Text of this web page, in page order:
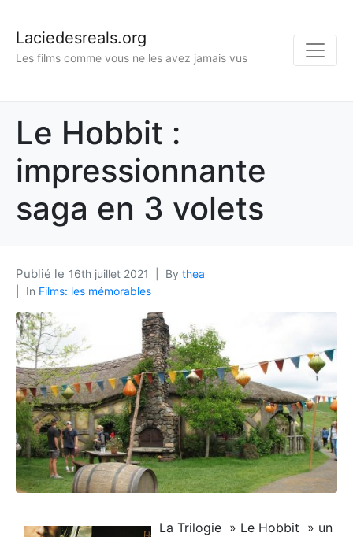
Laciedesreals.org
Les films comme vous ne les avez jamais vus
Le Hobbit :
impressionnante
saga en 3 volets
16th juillet 2021 By thea
In Films: les mémorables
La Trilogie » Le Hobbit » un